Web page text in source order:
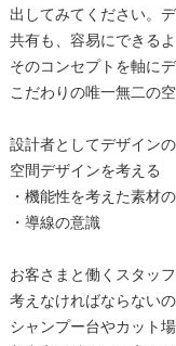
出してみてください。
共有も、容易にできるよ
そのコンセプトを軸に
こだわりの唯一無二の
設計者としてデザイン
空間デザインを考える
・機能性を考えた素材
・導線の意識
お客さまと働くスタッ
考えなければならない
シャンプー台やカット